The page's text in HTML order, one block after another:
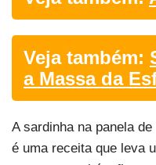
Veja também:
a Massa da
A sardinha na panela
é uma receita que leva